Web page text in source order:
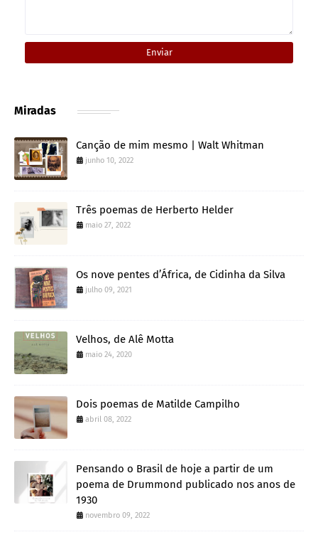
Miradas
Canção de mim mesmo | Walt Whitman
junho 10, 2022
Três poemas de Herberto Helder
maio 27, 2022
Os nove pentes d’África, de Cidinha da Silva
julho 09, 2021
Velhos, de Alê Motta
maio 24, 2020
Dois poemas de Matilde Campilho
abril 08, 2022
Pensando o Brasil de hoje a partir de um
poema de Drummond publicado nos anos de
1930
novembro 09, 2022